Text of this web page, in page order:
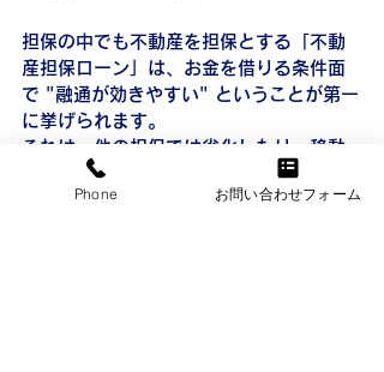
担保の中でも不動産を担保とする「不動
産担保ローン」は、お金を借りる条件面
で "融通が効きやすい" ということが第一
に挙げられます。
それは、他の担保では劣化したり、移動
することができるなどして担保の評価が
下がったり、回収できないことが有りえ
Phone お問い合わせフォーム